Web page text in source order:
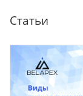
Статьи